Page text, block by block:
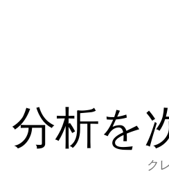
分析を
ク